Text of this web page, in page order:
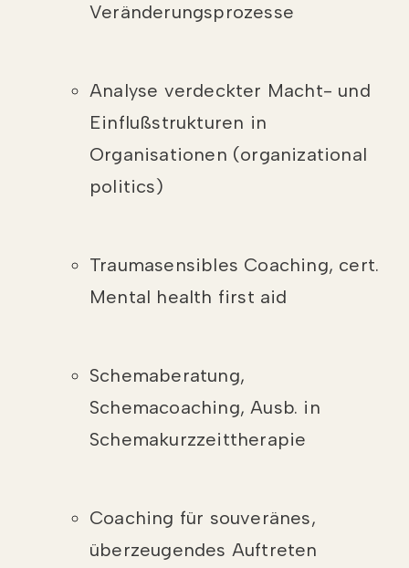
Veränderungsprozesse
Analyse verdeckter Macht- und
Einflußstrukturen in
Organisationen (organizational
politics)
Traumasensibles Coaching, cert.
Mental health first aid
Schemaberatung,
Schemacoaching, Ausb. in
Schemakurzzeittherapie
Coaching für souveränes,
überzeugendes Auftreten